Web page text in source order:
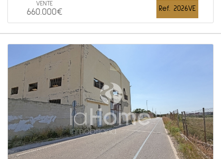
VENTE
660.000€ Ref. 2026VE